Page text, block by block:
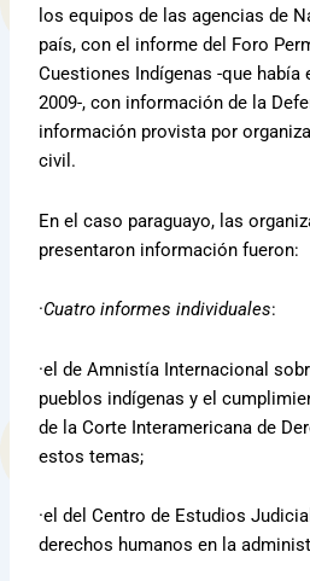
los equipos de las agencias de
país, con el informe del Foro
Cuestiones Indígenas -que había
2009-, con información de la
información provista por
civil.
En el caso paraguayo, las
presentaron información fueron:
·Cuatro informes individuales:
·el de Amnistía Internacional
pueblos indígenas y el
de la Corte Interamericana de
estos temas;
·el del Centro de Estudios
derechos humanos en la